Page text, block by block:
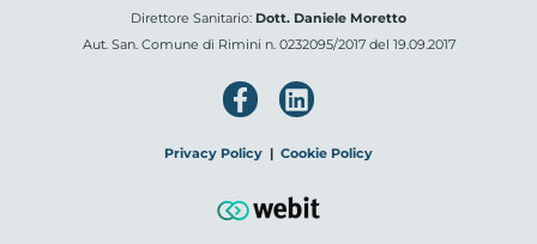
Direttore Sanitario: Dott. Daniele Moretto
Aut. San. Comune di Rimini n. 0232095/2017 del 19.09.2017
Privacy Policy | Cookie Policy